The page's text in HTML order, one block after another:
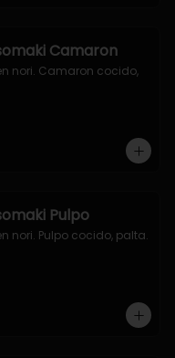
Camaron
nori. Camaron cocido,
Pulpo
nori. Pulpo cocido, palta.